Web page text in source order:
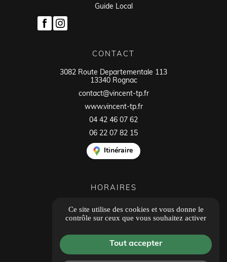
Guide Local
CONTACT
3082 Route Departementale 113
13340 Rognac
contact@vincent-tp.fr
www.vincent-tp.fr
04 42 46 07 62
06 22 07 82 15
Itinéraire
HORAIRES
Ouvert du lundi au vendredi
14h00 - 18h00
Tous les avis
Ce site utilise des cookies et vous donne le
contrôle sur ceux que vous souhaitez activer
Tout accepter